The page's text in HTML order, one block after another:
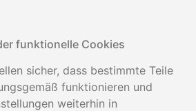
funktionelle Cookies
sicher, dass bestimmte Teile
funktionieren und
weiterhin in